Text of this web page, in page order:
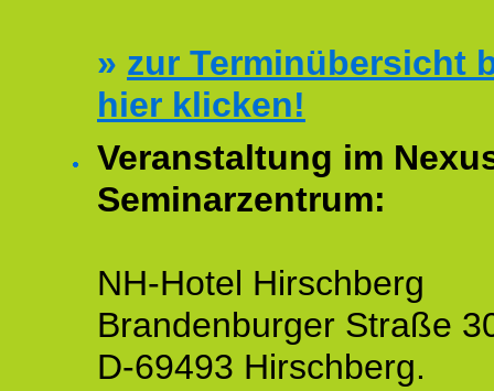
» zur Terminübersicht
hier klicken!
Veranstaltung im
Seminarzentrum:
NH-Hotel Hirschberg
Brandenburger Straße
D-69493 Hirschberg.